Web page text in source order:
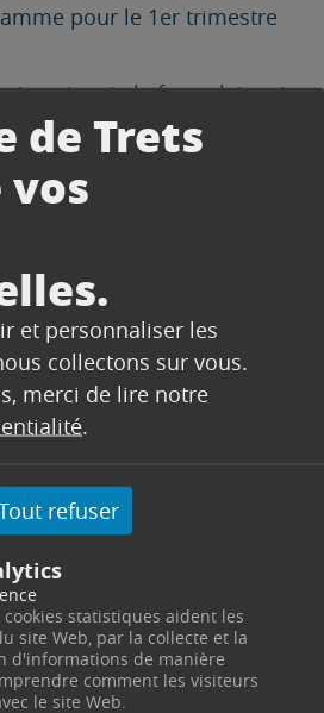
de Trets
vos
et personnaliser les
collectons sur vous.
merci de lire notre
.
refuser
statistiques aident les
site Web, par la collecte et la
d'informations de manière
comment les visiteurs
le site Web.
pour le 1er trimestre
inscrire via le formulaire ci-
Cours Esquiros
: 04 42 61 23 47
m.bouquin@trets.fr
Contacter par mail
Contacter